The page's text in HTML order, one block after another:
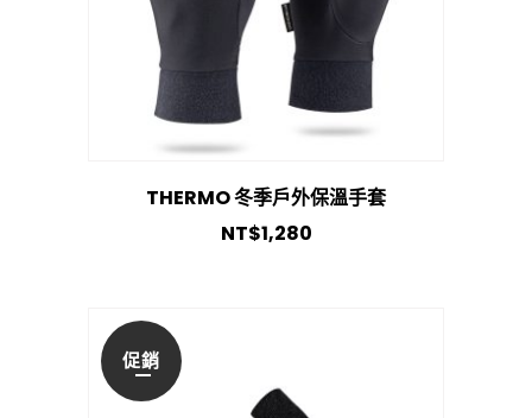
THERMO 冬季戶外保溫手套
NT$1,280
促銷